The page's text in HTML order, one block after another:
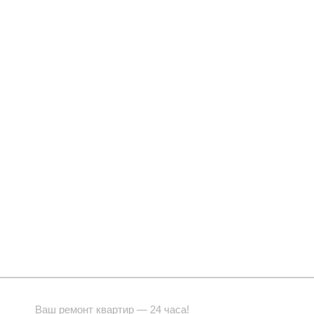
Ваш ремонт квартир — 24 часа!